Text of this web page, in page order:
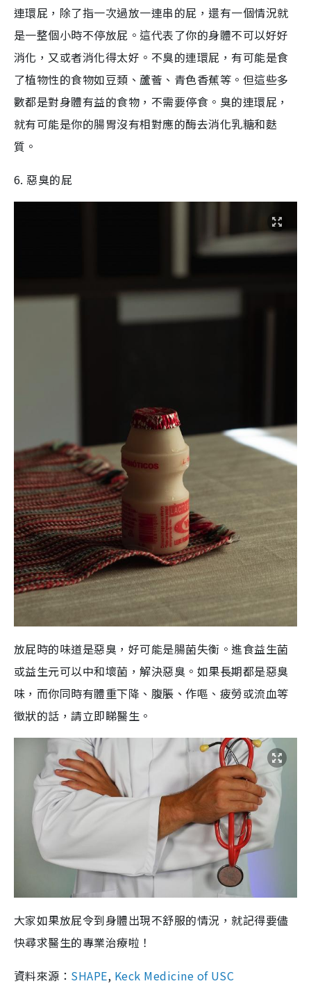
連環屁，除了指一次過放一連串的屁，還有一個情況就
是一整個小時不停放屁。這代表了你的身體不可以好好
消化，又或者消化得太好。不臭的連環屁，有可能是食
了植物性的食物如豆類、蘆薈、青色香蕉等。但這些多
數都是對身體有益的食物，不需要停食。臭的連環屁，
就有可能是你的腸胃沒有相對應的酶去消化乳糖和麩
質。
6. 惡臭的屁
放屁時的味道是惡臭，好可能是腸菌失衡。進食益生菌
或益生元可以中和壞菌，解決惡臭。如果長期都是惡臭
味，而你同時有體重下降、腹脹、作嘔、疲勞或流血等
徵狀的話，請立即睇醫生。
大家如果放屁令到身體出現不舒服的情況，就記得要儘
快尋求醫生的專業治療啦！
資料來源： SHAPE, Keck Medicine of USC